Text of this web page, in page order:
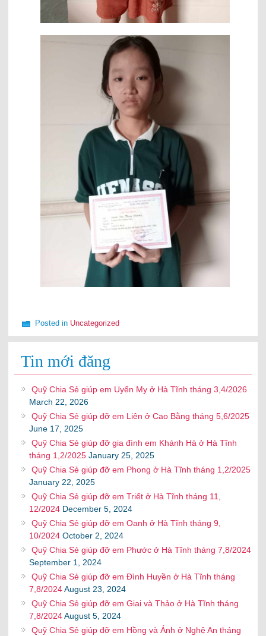
Posted in Uncategorized
Tin mới đăng
Quỹ Chia Sẻ giúp em Uyển My ở Hà Tĩnh tháng 3,4/2026
March 22, 2026
Quỹ Chia Sẻ giúp đỡ em Liên ở Cao Bằng tháng 5,6/2025
June 17, 2025
Quỹ Chia Sẻ giúp đỡ gia đình em Khánh Hà ở Hà Tĩnh
tháng 1,2/2025 January 25, 2025
Quỹ Chia Sẻ giúp đỡ em Phong ở Hà Tĩnh tháng 1,2/2025
January 22, 2025
Quỹ Chia Sẻ giúp đỡ em Triết ở Hà Tĩnh tháng 11,
12/2024 December 5, 2024
Quỹ Chia Sẻ giúp đỡ em Oanh ở Hà Tĩnh tháng 9,
10/2024 October 2, 2024
Quỹ Chia Sẻ giúp đỡ em Phước ở Hà Tĩnh tháng 7,8/2024
September 1, 2024
Quỹ Chia Sẻ giúp đỡ em Đình Huyền ở Hà Tĩnh tháng
7,8/2024 August 23, 2024
Quỹ Chia Sẻ giúp đỡ em Giai và Thảo ở Hà Tĩnh tháng
7,8/2024 August 5, 2024
Quỹ Chia Sẻ giúp đỡ em Hồng và Ánh ở Nghệ An tháng